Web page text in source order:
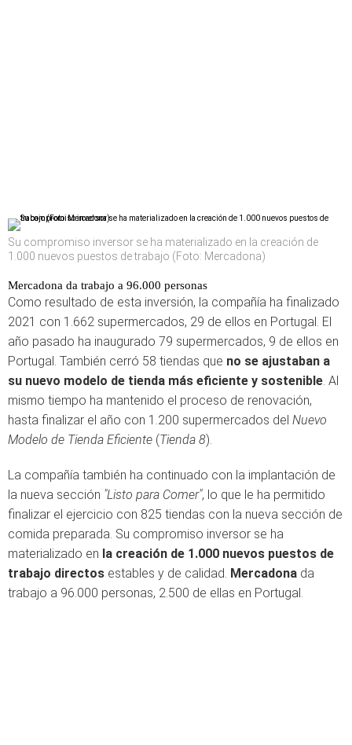
Su compromiso inversor se ha materializado en la creación de
1.000 nuevos puestos de trabajo (Foto: Mercadona)
Mercadona da trabajo a 96.000 personas
Como resultado de esta inversión, la compañía ha finalizado
2021 con 1.662 supermercados, 29 de ellos en Portugal. El
año pasado ha inaugurado 79 supermercados, 9 de ellos en
Portugal. También cerró 58 tiendas que no se ajustaban a
su nuevo modelo de tienda más eficiente y sostenible. Al
mismo tiempo ha mantenido el proceso de renovación,
hasta finalizar el año con 1.200 supermercados del Nuevo
Modelo de Tienda Eficiente (Tienda 8).
La compañía también ha continuado con la implantación de
la nueva sección "Listo para Comer", lo que le ha permitido
finalizar el ejercicio con 825 tiendas con la nueva sección de
comida preparada. Su compromiso inversor se ha
materializado en la creación de 1.000 nuevos puestos de
trabajo directos estables y de calidad. Mercadona da
trabajo a 96.000 personas, 2.500 de ellas en Portugal.